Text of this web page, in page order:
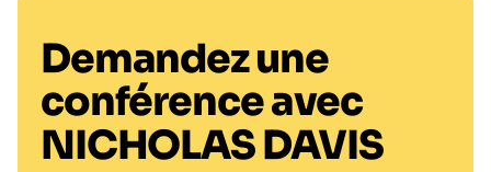
Demandez une
conférence avec
NICHOLAS DAVIS